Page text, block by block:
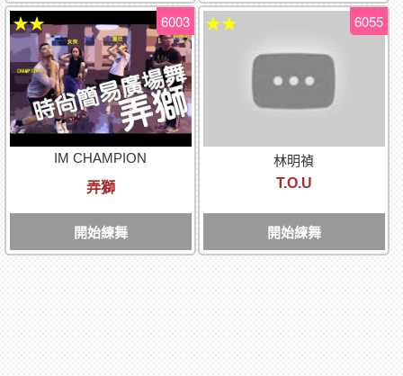
IM CHAMPION
弄獅
開始練舞
6003
★★
林明禎
T.O.U
開始練舞
6055
★★